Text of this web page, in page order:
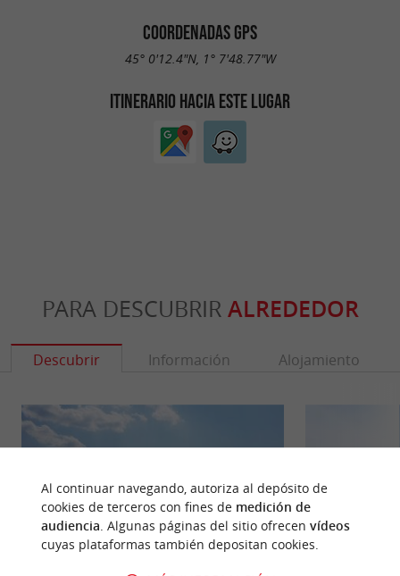
COORDENADAS GPS
45° 0'12.4"N, 1° 7'48.77"W
ITINERARIO HACIA ESTE LUGAR
PARA DESCUBRIR ALREDEDOR
Descubrir Información Alojamiento
Al continuar navegando, autoriza al depósito de
cookies de terceros con fines de medición de
audiencia . Algunas páginas del sitio ofrecen vídeos
cuyas plataformas también depositan cookies.